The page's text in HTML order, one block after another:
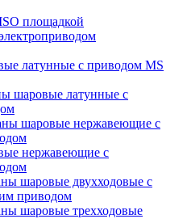
площадкой
латунные с приводом MS
шаровые латунные с
шаровые нержавеющие с
нержавеющие с
шаровые двухходовые с
приводом
шаровые трехходовые